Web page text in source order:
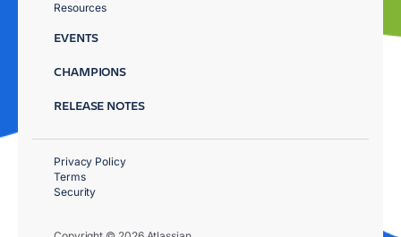
Resources
EVENTS
CHAMPIONS
RELEASE NOTES
Privacy Policy
Terms
Security